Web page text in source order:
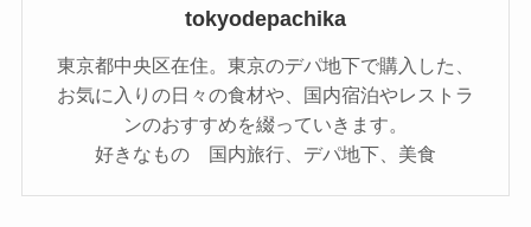
tokyodepachika
東京都中央区在住。東京のデパ地下で購入した、
お気に入りの日々の食材や、国内宿泊やレストラ
ンのおすすめを綴っていきます。
好きなもの 国内旅行、デパ地下、美食